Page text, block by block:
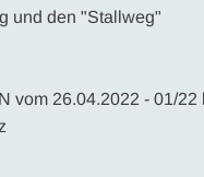
und den "Stallweg"
vom 26.04.2022 - 01/22